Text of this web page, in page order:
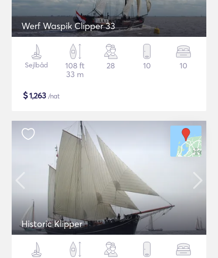
Werf Waspik Clipper 33
Sejlbåd
108 ft
33 m
28 10 10
$1,263 /nat
Historic Klipper